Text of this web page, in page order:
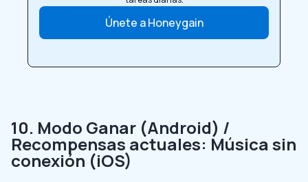
Únete a Honeygain
10. Modo Ganar (Android) /
Recompensas actuales: Música sin
conexión (iOS)